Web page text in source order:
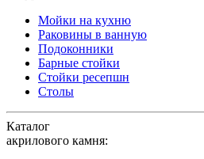
Мойки на кухню
Раковины в ванную
Подоконники
Барные стойки
Стойки ресепшн
Столы
Каталог
акрилового камня: